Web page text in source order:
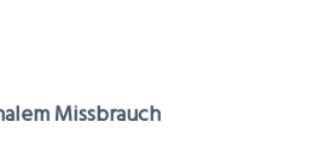
Missbrauch